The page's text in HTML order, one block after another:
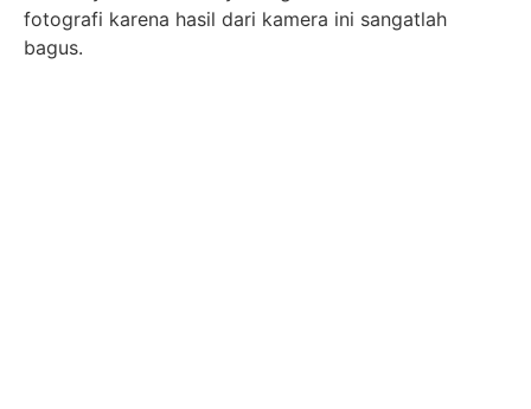
fotografi karena hasil dari kamera ini sangatlah
bagus.